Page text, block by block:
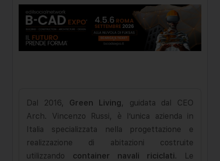
Dal 2016, Green Living, guidata dal CEO
Arch. Vincenzo Russi, è l’unica azienda in
Italia specializzata nella progettazione e
realizzazione di abitazioni costruite
utilizzando container navali riciclati. Le